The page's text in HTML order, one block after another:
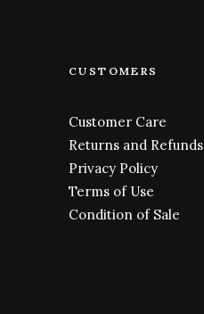
CUSTOMERS
Customer Care
Returns and Refunds
Privacy Policy
Terms of Use
Condition of Sale